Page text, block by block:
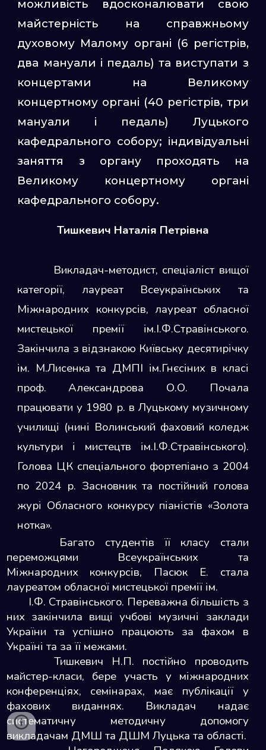
можливість вдосконалювати свою
майстерність на справжньому
духовому Малому органі (6 регістрів,
два мануали і педаль) та виступати з
концертами на Великому
концертному органі (40 регістрів, три
мануали і педаль) Луцького
кафедрального собору; індивідуальні
заняття з органу проходять на
Великому концертному органі
кафедрального собору.
Тишкевич Наталія Петрівна
Викладач-методист, спеціаліст вищої
категорії, лауреат Всеукраїнських та
Міжнародних конкурсів, лауреат обласної
мистецької премії ім.І.Ф.Стравінського.
Закінчила з відзнакою Київську десятирічку
ім. М.Лисенка та ДМПІ ім.Гнєсіних в класі
проф. Александрова О.О. Почала
працювати у 1980 р. в Луцькому музичному
училищі (нині Волинський фаховий коледж
культури і мистецтв ім.І.Ф.Стравінського).
Голова ЦК спеціального фортепіано з 2004
по 2024 р. Засновник та постійний голова
журі Обласного конкурсу піаністів «Золота
нотка».
Багато студентів її класу стали
переможцями Всеукраїнських та
Міжнародних конкурсів, Пасюк Е. стала
лауреатом обласної мистецької премії ім.
І.Ф. Стравінського. Переважна більшість з
них закінчила вищі учбові музичні заклади
України та успішно працюють за фахом в
Україні та за її межами.
Тишкевич Н.П. постійно проводить
майстер-класи, бере участь у міжнародних
конференціях, семінарах, має публікації у
фахових виданнях. Викладач надає
систематичну методичну допомогу
викладачам ДМШ та ДШМ Луцька та області.